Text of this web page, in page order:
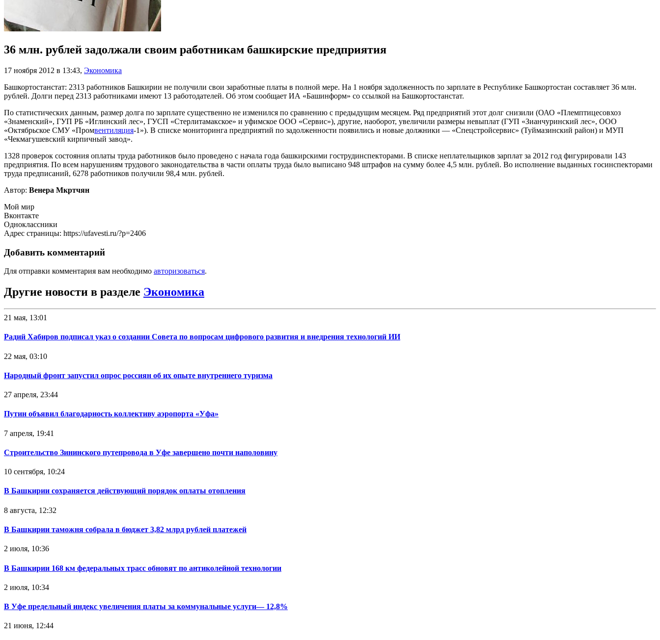
36 млн. рублей задолжали своим работникам башкирские предприятия
17 ноября 2012 в 13:43, Экономика
Башкортостанстат: 2313 работников Башкирии не получили свои заработные платы в полной мере. На 1 ноября задолженность по зарплате в Республике Башкортостан составляет 36 млн.
рублей. Долги перед 2313 работниками имеют 13 работодателей. Об этом сообщает ИА «Башинформ» со ссылкой на Башкортостанстат.
По статистических данным, размер долга по зарплате существенно не изменился по сравнению с предыдущим месяцем. Ряд предприятий этот долг снизили (ОАО «Племптицесовхоз
«Знаменский», ГУП РБ «Иглинский лес», ГУСП «Стерлитамакское» и уфимское ООО «Сервис»), другие, наоборот, увеличили размеры невыплат (ГУП «Зианчуринский лес», ООО
«Октябрьское СМУ «Промвентиляция-1»). В списке мониторинга предприятий по задолженности появились и новые должники — «Спецстройсервис» (Туймазинский район) и МУП
«Чекмагушевский кирпичный завод».
1328 проверок состояния оплаты труда работников было проведено с начала года башкирскими гострудинспекторами. В списке неплательщиков зарплат за 2012 год фигурировали 143
предприятия. По всем нарушениям трудового законодательства в части оплаты труда было выписано 948 штрафов на сумму более 4,5 млн. рублей. Во исполнение выданных госинспекторами
труда предписаний, 6278 работников получили 98,4 млн. рублей.
Автор: Венера Мкртчян
Мой мир
Вконтакте
Одноклассники
Адрес страницы: https://ufavesti.ru/?p=2406
Добавить комментарий
Для отправки комментария вам необходимо авторизоваться.
Другие новости в разделе Экономика
21 мая, 13:01
Радий Хабиров подписал указ о создании Совета по вопросам цифрового развития и внедрения технологий ИИ
22 мая, 03:10
Народный фронт запустил опрос россиян об их опыте внутреннего туризма
27 апреля, 23:44
Путин объявил благодарность коллективу аэропорта «Уфа»
7 апреля, 19:41
Строительство Зининского путепровода в Уфе завершено почти наполовину
10 сентября, 10:24
В Башкирии сохраняется действующий порядок оплаты отопления
8 августа, 12:32
В Башкирии таможня собрала в бюджет 3,82 млрд рублей платежей
2 июля, 10:36
В Башкирии 168 км федеральных трасс обновят по антиколейной технологии
2 июля, 10:34
В Уфе предельный индекс увеличения платы за коммунальные услуги— 12,8%
21 июня, 12:44